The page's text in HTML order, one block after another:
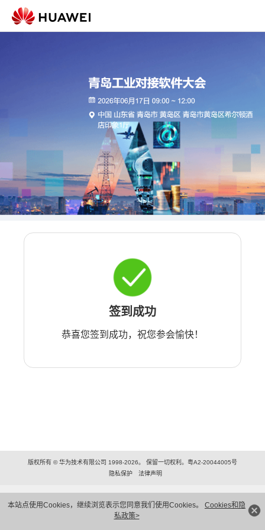
本站点使用Cookies，继续浏览表示您同意我们使用Cookies。 Cookies和隐
私政策>
签到成功
恭喜您签到成功，祝您参会愉快！
版权所有 © 华为技术有限公司 1998-2026。 保留一切权利。粤A2-20044005号
隐私保护
法律声明